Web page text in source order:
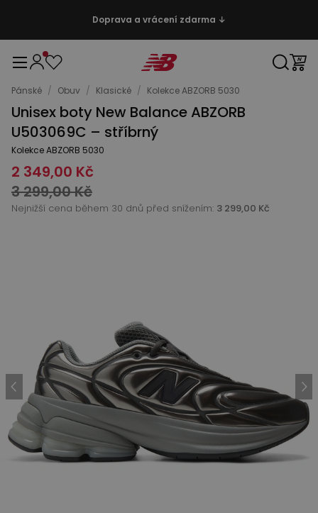
Doprava a vrácení zdarma ↓
Pánské / Obuv / Klasické / Kolekce ABZORB 5030
Unisex boty New Balance ABZORB
U503069C – stříbrný
Kolekce ABZORB 5030
2 349,00 Kč
3 299,00 Kč
Nejnižší cena během 30 dnů před snížením: 3 299,00 Kč